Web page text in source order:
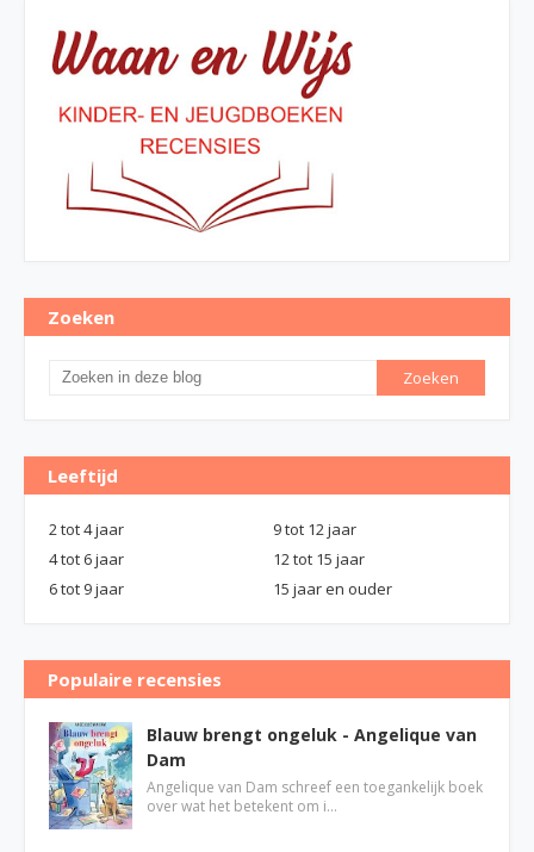
Zoeken
Leeftijd
2 tot 4 jaar
9 tot 12 jaar
4 tot 6 jaar
12 tot 15 jaar
6 tot 9 jaar
15 jaar en ouder
Populaire recensies
Blauw brengt ongeluk - Angelique van
Dam
Angelique van Dam schreef een toegankelijk boek
over wat het betekent om i…